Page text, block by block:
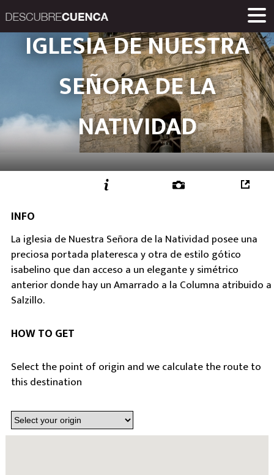
Descubre
HOME
ROUTES
PLACES AND VILLAGES
LINKS
MUSEUMS
Una iniciativa de
Diputación
IGLESIA DE NUESTRA
SEÑORA DE LA
NATIVIDAD
INFO
La iglesia de Nuestra Señora de la Natividad posee una
preciosa portada plateresca y otra de estilo gótico
isabelino que dan acceso a un elegante y simétrico
anterior donde hay un Amarrado a la Columna atribuido a
Salzillo.
HOW TO GET
Select the point of origin and we calculate the route to
this destination